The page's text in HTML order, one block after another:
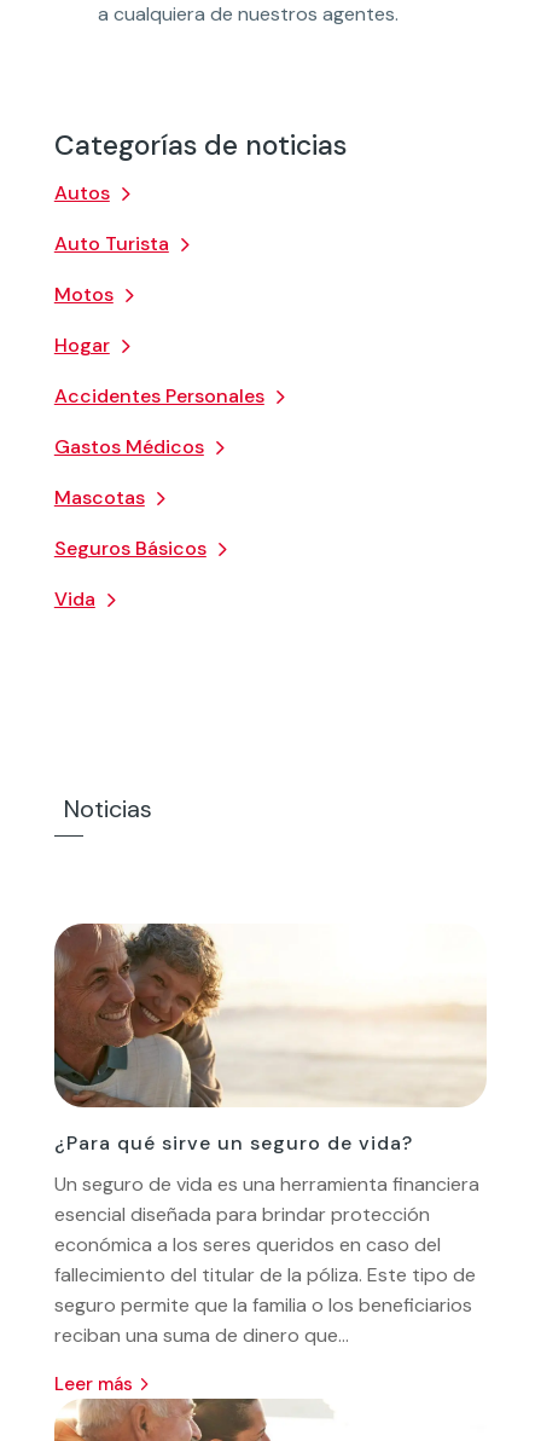
Categorías de noticias
Autos
Auto Turista
Motos
Hogar
Accidentes Personales
Gastos Médicos
Mascotas
Seguros Básicos
Vida
a cualquiera de nuestros agentes.
Noticias
¿Para qué sirve un seguro de vida?
Un seguro de vida es una herramienta financiera
esencial diseñada para brindar protección
económica a los seres queridos en caso del
fallecimiento del titular de la póliza. Este tipo de
seguro permite que la familia o los beneficiarios
reciban una suma de dinero que...
leer más